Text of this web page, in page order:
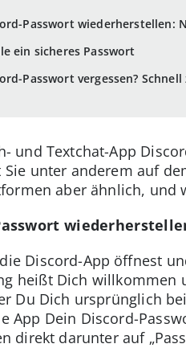
Passwort wiederherstellen:
ein sicheres Passwort
Passwort vergessen?
und Textchat-App
Sie unter anderem auf
aber ähnlich, und
Discord-App öffnest
heißt Dich willkommen
Du Dich ursprünglich
App Dein Discord-
direkt darunter auf